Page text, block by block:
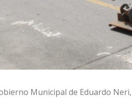
Municipal de Eduardo